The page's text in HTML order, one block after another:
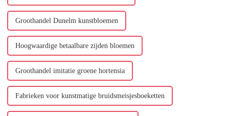
Groothandel Dunelm kunstbloemen
Hoogwaardige betaalbare zijden bloemen
Groothandel imitatie groene hortensia
Fabrieken voor kunstmatige bruidsmeisjesboeketten